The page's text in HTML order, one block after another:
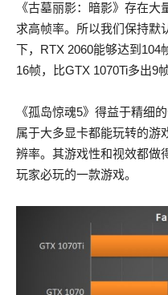
《古墓丽影：暗影》存在
求高帧率。所以我们保持默
下，RTX 2060能够达到104
16帧，比GTX 1070Ti多出9帧
《孤岛惊魂5》得益于精细
属于大多显卡都能玩转的游
辨率。其游戏性和视效都做
玩家必玩的一款游戏。